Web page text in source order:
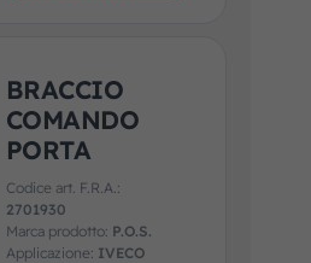
BRACCIO
COMANDO
PORTA
Codice art. F.R.A.:
2701930
Marca prodotto: P.O.S.
Applicazione: IVECO